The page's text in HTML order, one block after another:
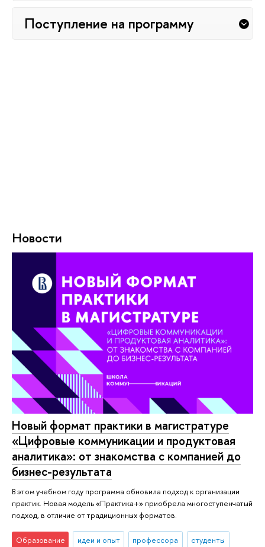
Поступление на программу
Новости
Новый формат практики в магистратуре
«Цифровые коммуникации и продуктовая
аналитика»: от знакомства с компанией до
бизнес-результата
В этом учебном году программа обновила подход к организации
практик. Новая модель «Практика+» приобрела многоступенчатый
подход, в отличие от традиционных форматов.
Образование идеи и опыт профессора студенты